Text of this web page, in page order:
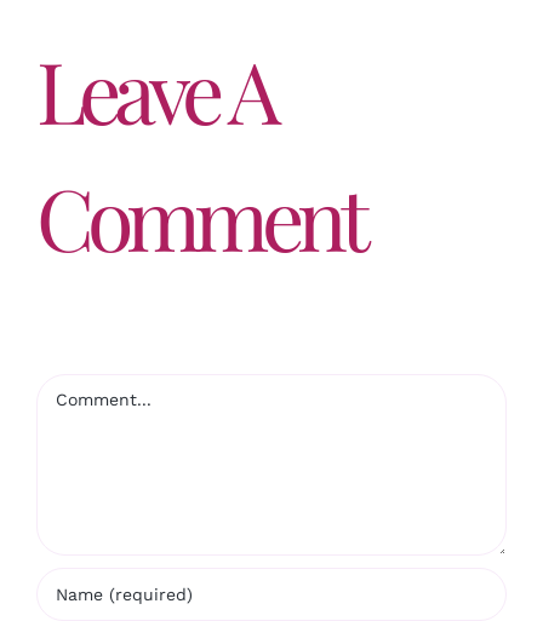
Leave A
Comment